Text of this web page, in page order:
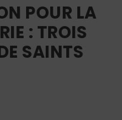
POUR LA
: TROIS
SAINTS